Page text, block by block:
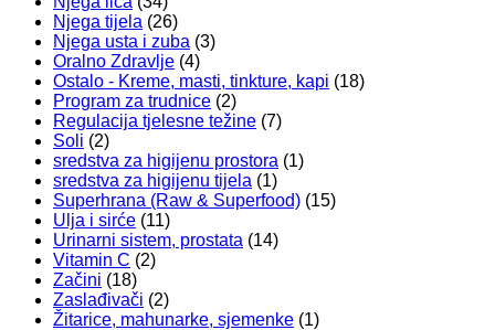
Njega tijela (26)
Njega usta i zuba (3)
Oralno Zdravlje (4)
Ostalo - Kreme, masti, tinkture, kapi (18)
Program za trudnice (2)
Regulacija tjelesne težine (7)
Soli (2)
sredstva za higijenu prostora (1)
sredstva za higijenu tijela (1)
Superhrana (Raw & Superfood) (15)
Ulja i sirće (11)
Urinarni sistem, prostata (14)
Vitamin C (2)
Začini (18)
Zaslađivači (2)
Žitarice, mahunarke, sjemenke (1)